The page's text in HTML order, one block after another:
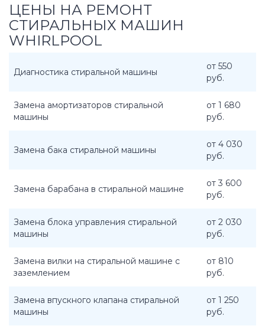
ЦЕНЫ НА РЕМОНТ
СТИРАЛЬНЫХ МАШИН
WHIRLPOOL
Диагностика стиральной машины
от 550
руб.
Замена амортизаторов стиральной
машины
от 1 680
руб.
Замена бака стиральной машины
от 4 030
руб.
Замена барабана в стиральной машине
от 3 600
руб.
Замена блока управления стиральной
машины
от 2 030
руб.
Замена вилки на стиральной машине с
заземлением
от 810
руб.
Замена впускного клапана стиральной
машины
от 1 250
руб.